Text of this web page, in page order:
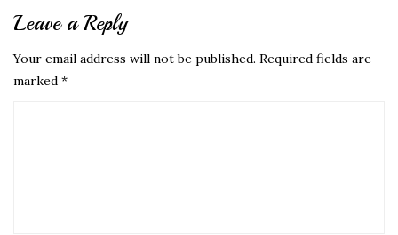
Leave a Reply
Your email address will not be published. Required fields are
marked *